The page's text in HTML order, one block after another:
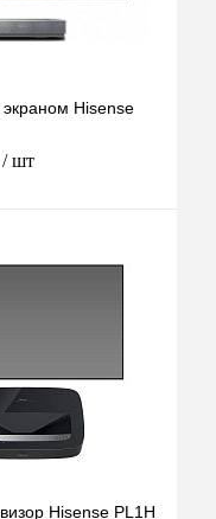
Hisense
/ шт
Hisense PL1H